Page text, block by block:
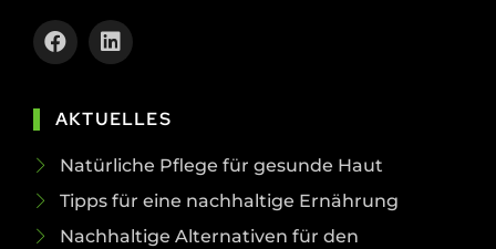
AKTUELLES
Natürliche Pflege für gesunde Haut
Tipps für eine nachhaltige Ernährung
Nachhaltige Alternativen für den